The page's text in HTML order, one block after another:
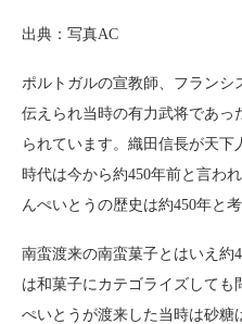
出典：写真AC
ポルトガルの宣教師、フランシ
伝えられ当時の有力武将であっ
られています。織田信長が天
時代は今から約450年前と言わ
んぺいとうの歴史は約450年と
南蛮渡来の南蛮菓子とはいえ約
は和菓子にカテゴライズしても
ぺいとうが渡来した当時は砂糖